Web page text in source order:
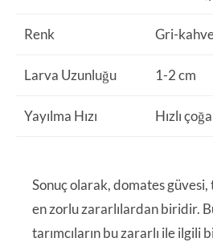
Renk Gri-
Larva Uzunluğu 1-2 cm
Yayılma Hızı Hızlı
Sonuç olarak, domates güvesi,
en zorlu zararlılardan biridir.
tarımcıların bu zararlı ile ilgili